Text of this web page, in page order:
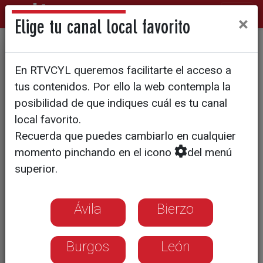
UPL pedirá a las Cortes votar
la creación de una autonomía
con León, Zamora y
Salamanca
Elige tu canal local favorito ×
En RTVCYL queremos facilitarte el acceso a
tus contenidos. Por ello la web contempla la
posibilidad de que indiques cuál es tu canal
local favorito.
Recuerda que puedes cambiarlo en cualquier
momento pinchando en el icono
del menú
superior.
Ávila Bierzo
Burgos León